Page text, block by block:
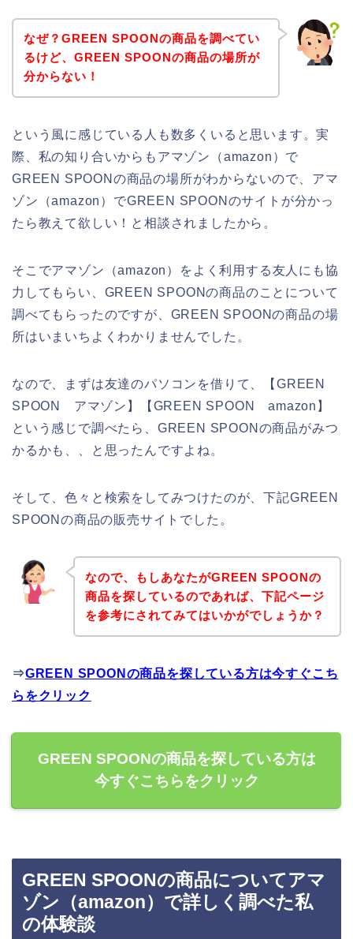
なぜ？GREEN SPOONの商品を調べてい
るけど、GREEN SPOONの商品の場所が
分からない！
という風に感じている人も数多くいると思います。実
際、私の知り合いからもアマゾン（amazon）で
GREEN SPOONの商品の場所がわからないので、アマ
ゾン（amazon）でGREEN SPOONのサイトが分かっ
たら教えて欲しい！と相談されましたから。
そこでアマゾン（amazon）をよく利用する友人にも協
力してもらい、GREEN SPOONの商品のことについて
調べてもらったのですが、GREEN SPOONの商品の場
所はいまいちよくわかりませんでした。
なので、まずは友達のパソコンを借りて、【GREEN
SPOON アマゾン】【GREEN SPOON amazon】
という感じで調べたら、GREEN SPOONの商品がみつ
かるかも、、と思ったんですよね。
そして、色々と検索をしてみつけたのが、下記GREEN
SPOONの商品の販売サイトでした。
なので、もしあなたがGREEN SPOONの
商品を探しているのであれば、下記ページ
を参考にされてみてはいかがでしょうか？
⇒GREEN SPOONの商品を探している方は今すぐこち
らをクリック
GREEN SPOONの商品を探している方は
今すぐこちらをクリック
GREEN SPOONの商品についてアマ
ゾン（amazon）で詳しく調べた私
の体験談